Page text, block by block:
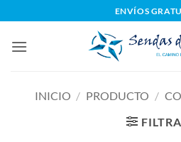
al
contenido
ENVÍOS
INICIO / PRODUCTO /